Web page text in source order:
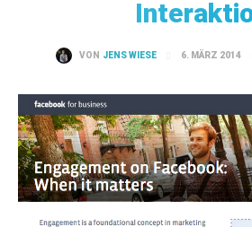
VON JENS WIESE 6. MÄRZ 2014